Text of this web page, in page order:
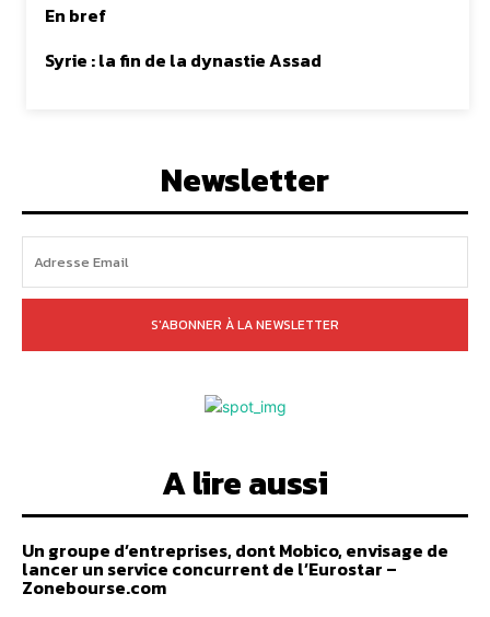
En bref
Syrie : la fin de la dynastie Assad
Newsletter
S'ABONNER À LA NEWSLETTER
A lire aussi
Un groupe d’entreprises, dont Mobico, envisage de
lancer un service concurrent de l’Eurostar –
Zonebourse.com